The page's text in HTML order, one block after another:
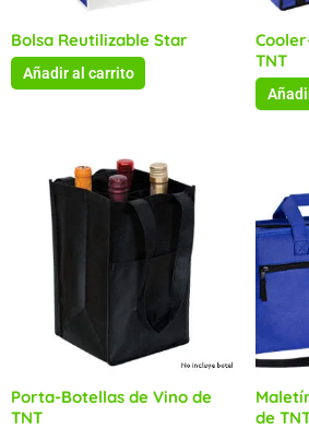
Bolsa Reutilizable Star
Añadir al carrito
TNT
Porta-Botellas de Vino de
TNT
de